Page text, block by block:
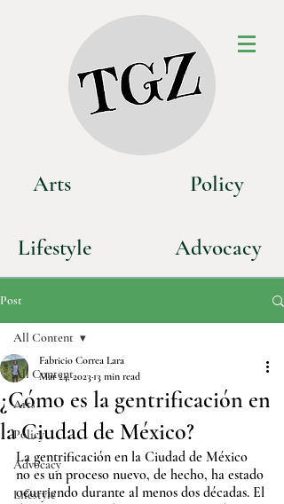
Arts
Lifestyle
Policy
Advocacy
Post
All Content
Arts
Policy
Advocacy
Lifestyle
All Content
¿Cómo es la gentrificación en
la Ciudad de México?
Fabricio Correa Lara
Mar 24, 2023 13 min read
La gentrificación en la Ciudad de México
no es un proceso nuevo, de hecho, ha estado
ocurriendo durante al menos dos décadas. El